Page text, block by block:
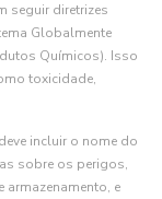
seguir diretrizes
Globalmente
Químicos). Isso
toxicidade,
incluir o nome do
sobre os perigos,
armazenamento, e